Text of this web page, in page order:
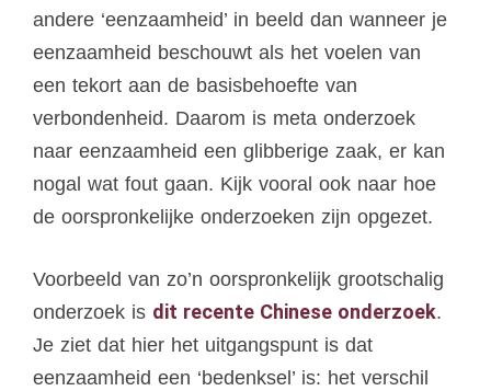
andere ‘eenzaamheid’ in beeld dan wanneer je
eenzaamheid beschouwt als het voelen van
een tekort aan de basisbehoefte van
verbondenheid. Daarom is meta onderzoek
naar eenzaamheid een glibberige zaak, er kan
nogal wat fout gaan. Kijk vooral ook naar hoe
de oorspronkelijke onderzoeken zijn opgezet.
Voorbeeld van zo’n oorspronkelijk grootschalig
onderzoek is dit recente Chinese onderzoek.
Je ziet dat hier het uitgangspunt is dat
eenzaamheid een ‘bedenksel’ is: het verschil